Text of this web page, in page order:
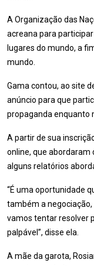
A Organização das
acreana para
lugares do mundo, a
mundo.
Gama contou, ao site
anúncio para que
propaganda enquanto
A partir de sua
online, que abordaram
alguns relatórios
“É uma oportunidade
também a
vamos tentar resolver
palpável”, disse ela.
A mãe da garota,